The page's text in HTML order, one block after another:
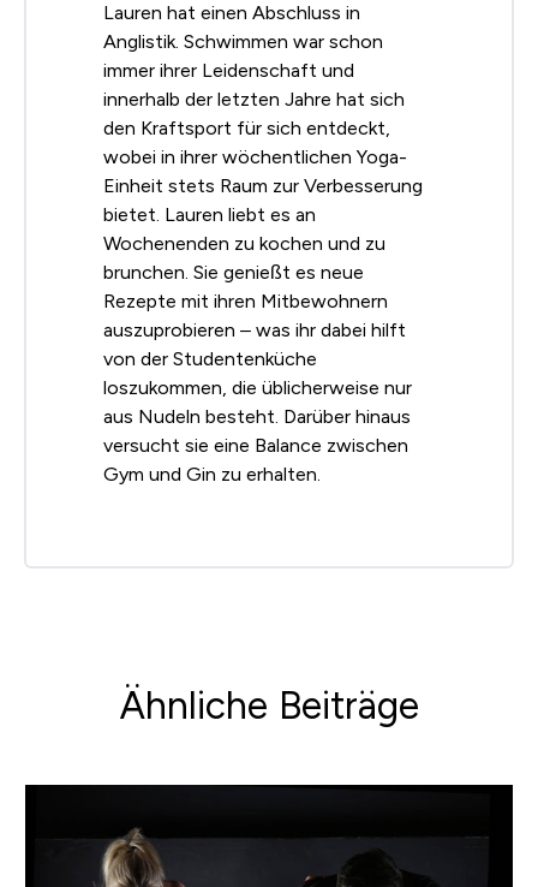
Lauren hat einen Abschluss in
Anglistik. Schwimmen war schon
immer ihrer Leidenschaft und
innerhalb der letzten Jahre hat sich
den Kraftsport für sich entdeckt,
wobei in ihrer wöchentlichen Yoga-
Einheit stets Raum zur Verbesserung
bietet. Lauren liebt es an
Wochenenden zu kochen und zu
brunchen. Sie genießt es neue
Rezepte mit ihren Mitbewohnern
auszuprobieren – was ihr dabei hilft
von der Studentenküche
loszukommen, die üblicherweise nur
aus Nudeln besteht. Darüber hinaus
versucht sie eine Balance zwischen
Gym und Gin zu erhalten.
Ähnliche Beiträge